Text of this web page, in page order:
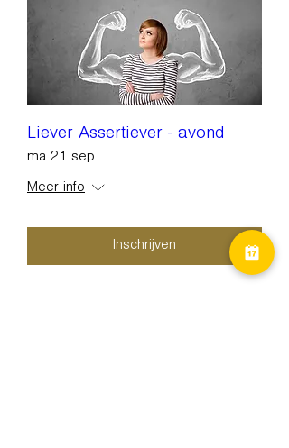
Liever Assertiever - avond
ma 21 sep
Meer info
Inschrijven